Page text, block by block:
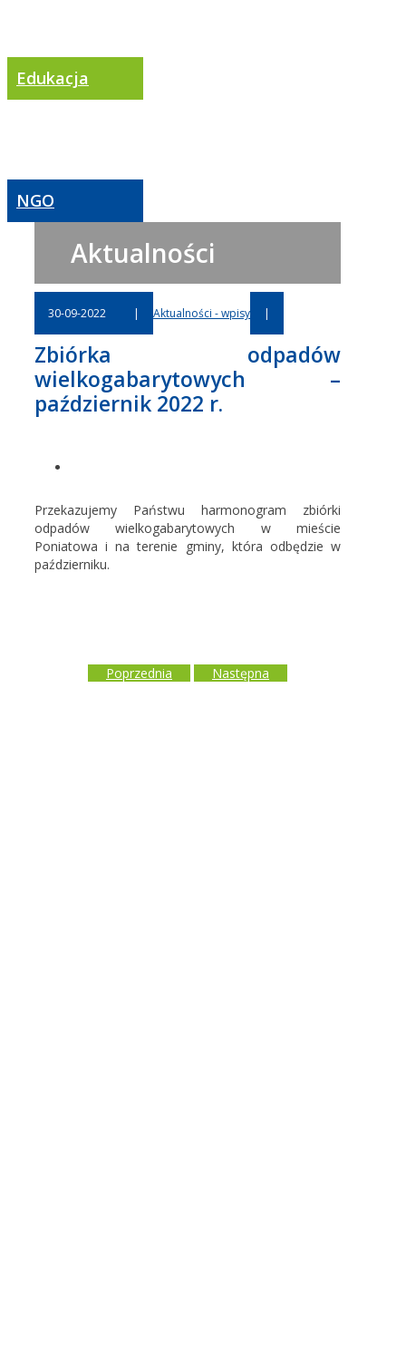
Edukacja
NGO
Aktualności
30-09-2022 | Aktualności - wpisy |
Zbiórka odpadów
wielkogabarytowych –
październik 2022 r.
Przekazujemy Państwu harmonogram zbiórki
odpadów wielkogabarytowych w mieście
Poniatowa i na terenie gminy, która odbędzie w
październiku.
Poprzednia Następna